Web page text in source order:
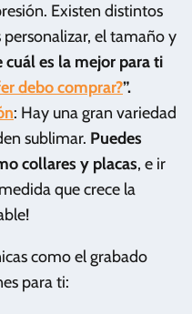
Existen distintos
personalizar, el tamaño y
cuál es la mejor para ti
debo comprar?”.
: Hay una gran variedad
sublimar. Puedes
collares y placas, e ir
que crece la
como el grabado
para ti: